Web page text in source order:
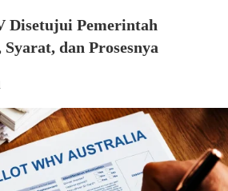
Disetujui Pemerintah
dan Prosesnya